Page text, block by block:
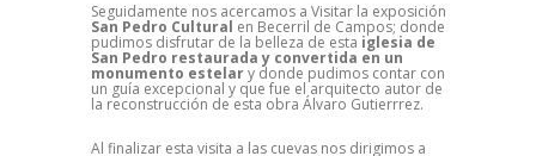
Seguidamente nos acercamos a Visitar la exposición
San Pedro Cultural en Becerril de Campos; donde
pudimos disfrutar de la belleza de esta iglesia de
San Pedro restaurada y convertida en un
monumento estelary donde pudimos contar con
un guía excepcional y que fue el arquitecto autor de
la reconstrucción de esta obra Álvaro Gutierrrez.
Al finalizar esta visita a las cuevas nos dirigimos a